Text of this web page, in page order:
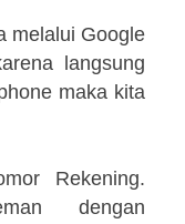
melalui Google
langsung
maka kita
Rekening.
dengan